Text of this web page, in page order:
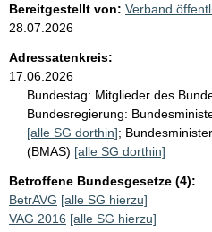
Bereitgestellt von: Verband
28.07.2026
Adressatenkreis:
17.06.2026
Bundestag: Mitglieder des
Bundesregierung:
[alle SG dorthin];
(BMAS) [alle SG dorthin]
Betroffene Bundesgesetze (4):
BetrAVG [alle SG hierzu]
VAG 2016 [alle SG hierzu]